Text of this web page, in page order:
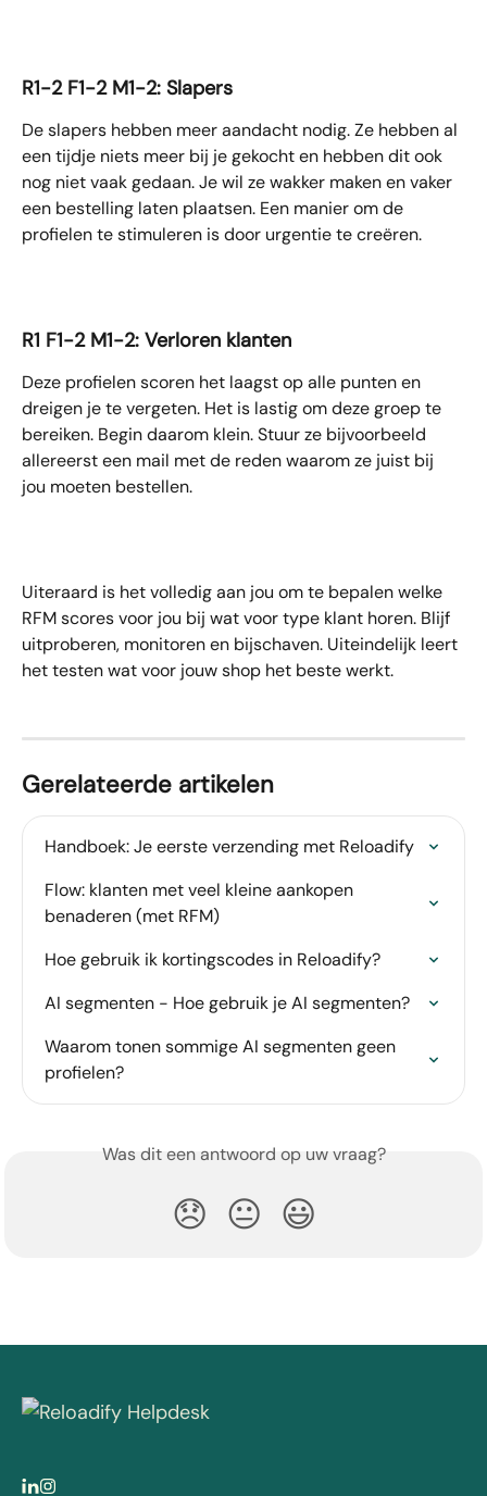
R1-2 F1-2 M1-2: Slapers
De slapers hebben meer aandacht nodig. Ze hebben al
een tijdje niets meer bij je gekocht en hebben dit ook
nog niet vaak gedaan. Je wil ze wakker maken en vaker
een bestelling laten plaatsen. Een manier om de
profielen te stimuleren is door urgentie te creëren.
R1 F1-2 M1-2: Verloren klanten
Deze profielen scoren het laagst op alle punten en
dreigen je te vergeten. Het is lastig om deze groep te
bereiken. Begin daarom klein. Stuur ze bijvoorbeeld
allereerst een mail met de reden waarom ze juist bij
jou moeten bestellen.
Uiteraard is het volledig aan jou om te bepalen welke
RFM scores voor jou bij wat voor type klant horen. Blijf
uitproberen, monitoren en bijschaven. Uiteindelijk leert
het testen wat voor jouw shop het beste werkt.
Gerelateerde artikelen
Handboek: Je eerste verzending met Reloadify
Flow: klanten met veel kleine aankopen
benaderen (met RFM)
Hoe gebruik ik kortingscodes in Reloadify?
AI segmenten - Hoe gebruik je AI segmenten?
Waarom tonen sommige AI segmenten geen
profielen?
Was dit een antwoord op uw vraag?
😞 😐 😃